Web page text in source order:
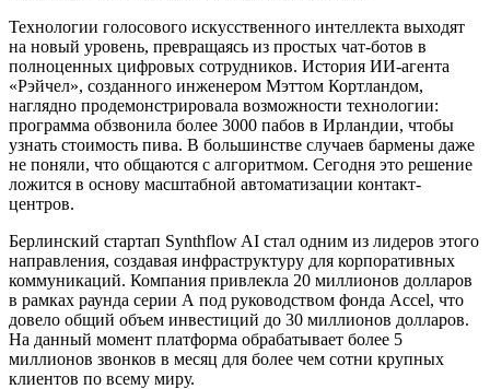
Технологии голосового искусственного интеллекта выходят
на новый уровень, превращаясь из простых чат-ботов в
полноценных цифровых сотрудников. История ИИ-агента
«Рэйчел», созданного инженером Мэттом Кортландом,
наглядно продемонстрировала возможности технологии:
программа обзвонила более 3000 пабов в Ирландии, чтобы
узнать стоимость пива. В большинстве случаев бармены даже
не поняли, что общаются с алгоритмом. Сегодня это решение
ложится в основу масштабной автоматизации контакт-
центров.
Берлинский стартап Synthflow AI стал одним из лидеров этого
направления, создавая инфраструктуру для корпоративных
коммуникаций. Компания привлекла 20 миллионов долларов
в рамках раунда серии А под руководством фонда Accel, что
довело общий объем инвестиций до 30 миллионов долларов.
На данный момент платформа обрабатывает более 5
миллионов звонков в месяц для более чем сотни крупных
клиентов по всему миру.